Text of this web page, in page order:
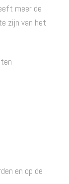
meer de
zijn van het
en op de